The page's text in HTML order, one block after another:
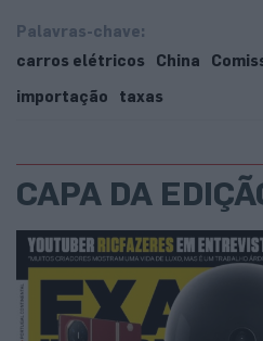
Palavras-chave:
carros elétricos
China
importação
taxas
CAPA DA